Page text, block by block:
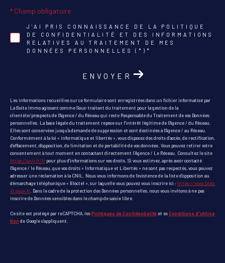
J'AI PRIS CONNAISSANCE DE LA POLITIQUE
DE CONFIDENTIALITÉ ET DES INFORMATIONS
RELATIVES AU TRAITEMENT DE MES
DONNÉES PERSONNELLES (*)*
* Champ obligatoire
ENVOYER
Les informations recueillies sur ce formulaire sont enregistrées dans un fichier informatisé par
La Boite Immo agissant comme Sous-traitant du traitement pour la gestion de la
clientèle/prospects de l'Agence / du Réseau qui reste Responsable du Traitement de vos Données
personnelles. La base légale du traitement repose sur l'intérêt légitime de l'Agence / du Réseau.
Elles sont conservées jusqu'à demande de suppression et sont destinées à l'Agence / au Réseau.
Conformément à la loi « informatique et libertés », vous disposez des droits d’accès, de rectification,
d’effacement, d’opposition, de limitation et de portabilité de vos données. Vous pouvez retirer votre
consentement à tout moment en contactant directement l’Agence / Le Réseau. Consultez le site
https://cnil.fr/fr pour plus d’informations sur vos droits. Si vous estimez, après avoir contacté
l'Agence / le Réseau, que vos droits « Informatique et Libertés » ne sont pas respectés, vous pouvez
adresser une réclamation à la CNIL. Nous vous informons de l’existence de la liste d'opposition au
démarchage téléphonique « Bloctel », sur laquelle vous pouvez vous inscrire ici : https://www.bloct
el.gouv.fr . Dans le cadre de la protection des Données personnelles, nous vous invitons à ne pas
inscrire de Données sensibles dans le champ de saisie libre.
Ce site est protégé par reCAPTCHA, lesPolitiques de Confidentialité et esConditions d'utilisa
tion de Google s'appliquent.